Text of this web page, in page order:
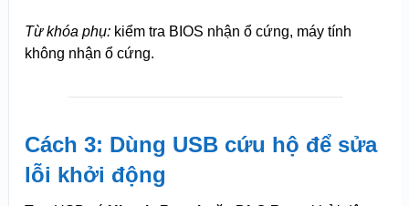
Từ khóa phụ:kiểm tra BIOS nhận ổ cứng, máy tính
không nhận ổ cứng.
Cách 3: Dùng USB cứu hộ để sửa
lỗi khởi động